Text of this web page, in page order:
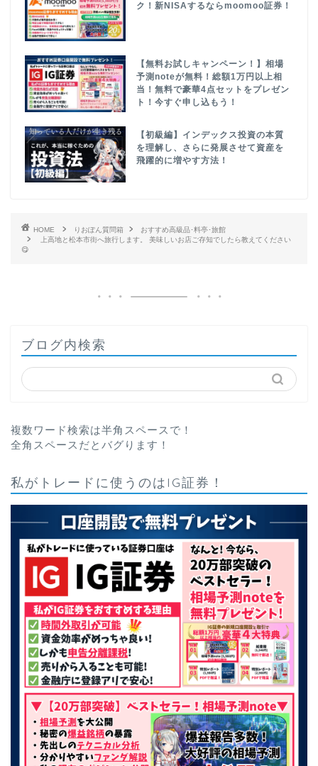
ク！新NISAするならmoomoo証券！
【無料お試しキャンペーン！】相場
予測noteが無料！総額1万円以上相
当！無料で豪華4点セットをプレゼン
ト！今すぐ申し込もう！
【初級編】インデックス投資の本質
を理解し、さらに発展させて資産を
飛躍的に増やす方法！
HOME りおぽん質問箱
おすすめ高級品･料亭･旅館
上高地と松本市街へ旅行します。 美味しいお店ご存知でしたら教えてください
😋
ブログ内検索
複数ワード検索は半角スペースで！
全角スペースだとバグります！
私がトレードに使うのはIG証券！